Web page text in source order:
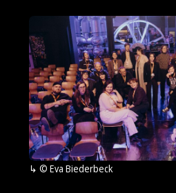
© Eva Biederbeck